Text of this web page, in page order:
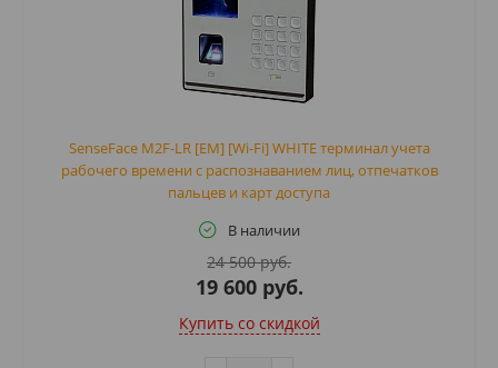
SenseFace M2F-LR [EM] [Wi-Fi] WHITE терминал учета
рабочего времени с распознаванием лиц, отпечатков
пальцев и карт доступа
В наличии
24 500 руб.
19 600 руб.
Купить cо скидкой